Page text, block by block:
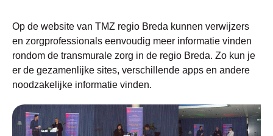
Op de website van TMZ regio Breda kunnen verwijzers
en zorgprofessionals eenvoudig meer informatie vinden
rondom de transmurale zorg in de regio Breda. Zo kun je
er de gezamenlijke sites, verschillende apps en andere
noodzakelijke informatie vinden.